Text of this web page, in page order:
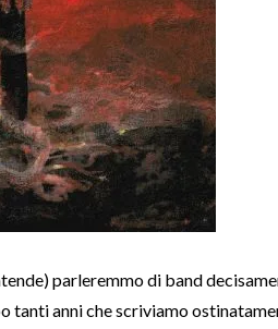
parleremmo di band
anni che scriviamo